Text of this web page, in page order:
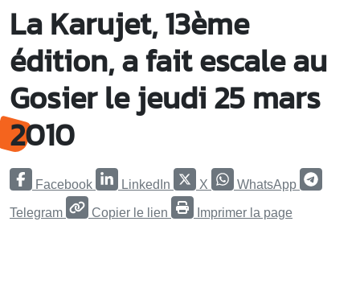
La Karujet, 13ème
édition, a fait escale au
Gosier le jeudi 25 mars
2010
Facebook LinkedIn X WhatsApp
Telegram Copier le lien Imprimer la page